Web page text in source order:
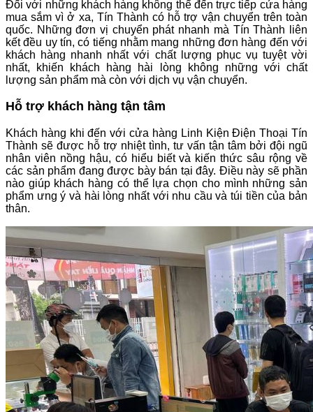
Đối với những khách hàng không thể đến trực tiếp cửa hàng
mua sắm vì ở xa, Tín Thành có hỗ trợ vận chuyển trên toàn
quốc. Những đơn vị chuyển phát nhanh mà Tín Thành liên
kết đều uy tín, có tiếng nhằm mang những đơn hàng đến với
khách hàng nhanh nhất với chất lượng phục vụ tuyệt vời
nhất, khiến khách hàng hài lòng không những với chất
lượng sản phẩm mà còn với dịch vụ vận chuyển.
Hỗ trợ khách hàng tận tâm
Khách hàng khi đến với cửa hàng Linh Kiện Điện Thoại Tín
Thành sẽ được hỗ trợ nhiệt tình, tư vấn tận tâm bởi đội ngũ
nhân viên nồng hậu, có hiểu biết và kiến thức sâu rộng về
các sản phẩm đang được bày bán tại đây. Điều này sẽ phần
nào giúp khách hàng có thể lựa chọn cho mình những sản
phẩm ưng ý và hài lòng nhất với nhu cầu và túi tiền của bản
thân.